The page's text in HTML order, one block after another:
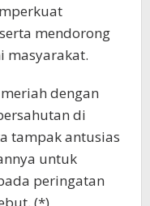
mendorong
masyarakat.
dengan
di
tampak antusias
untuk
peringatan